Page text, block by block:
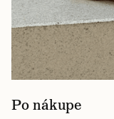
Po nákupe